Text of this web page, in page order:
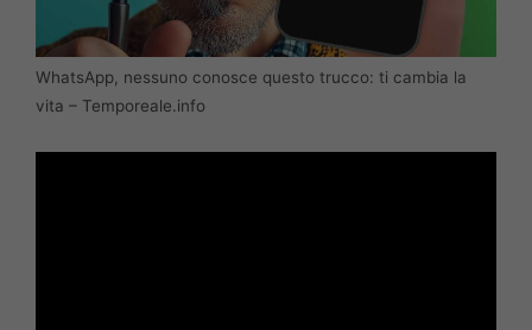
WhatsApp, nessuno conosce questo trucco: ti cambia la
vita – Temporeale.info